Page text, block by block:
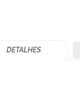
DETALHES